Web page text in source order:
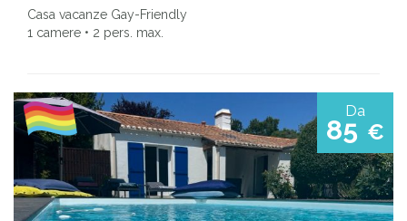
Casa vacanze Gay-Friendly
1 camere • 2 pers. max.
Da
85 €